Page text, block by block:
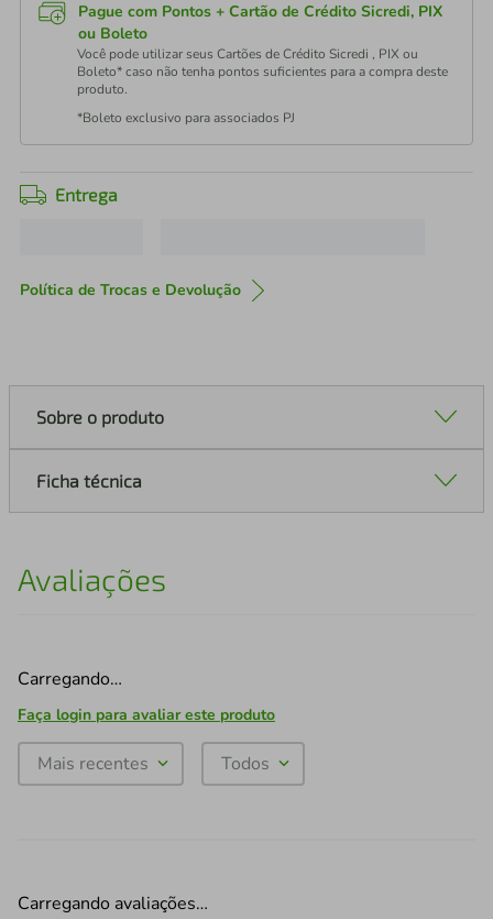
Pague com Pontos + Cartão de Crédito Sicredi, PIX
ou Boleto
Você pode utilizar seus Cartões de Crédito Sicredi , PIX ou
Boleto* caso não tenha pontos suficientes para a compra deste
produto.
*Boleto exclusivo para associados PJ
Entrega
Política de Trocas e Devolução
Sobre o produto
Ficha técnica
Avaliações
Carregando…
Faça login para avaliar este produto
Mais recentes Todos
Carregando avaliações…